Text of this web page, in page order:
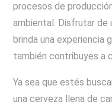
procesos de
ambiental. Disfrutar de
brinda una experiencia
también contribuyes a
Ya sea que estés
una cerveza llena de